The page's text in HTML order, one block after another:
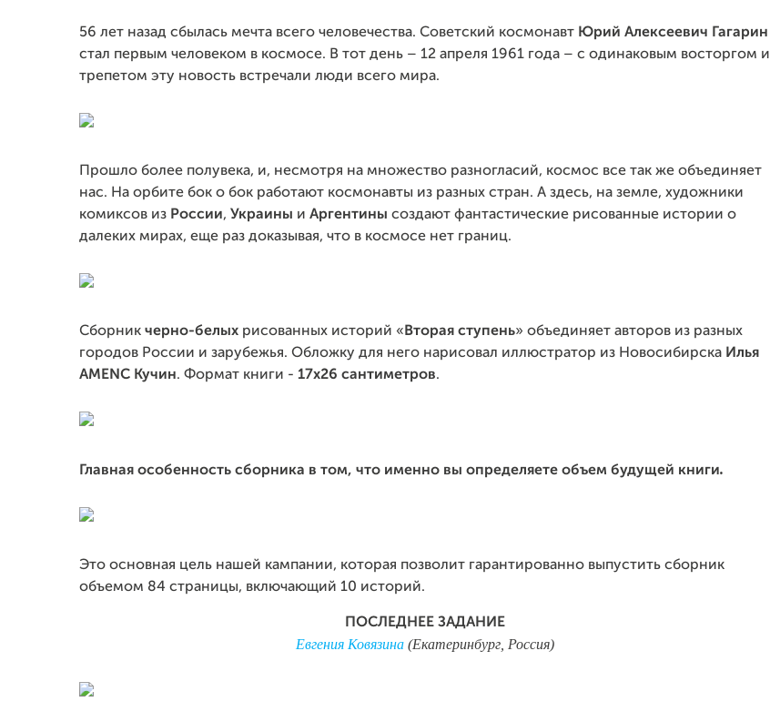
56 лет назад сбылась мечта всего человечества. Советский космонавт Юрий Алексеевич Гагарин
стал первым человеком в космосе. В тот день – 12 апреля 1961 года – с одинаковым восторгом и
трепетом эту новость встречали люди всего мира.
Прошло более полувека, и, несмотря на множество разногласий, космос все так же объединяет
нас. На орбите бок о бок работают космонавты из разных стран. А здесь, на земле, художники
комиксов из России, Украины и Аргентины создают фантастические рисованные истории о
далеких мирах, еще раз доказывая, что в космосе нет границ.
Сборник черно-белых рисованных историй « Вторая ступень» объединяет авторов из разных
городов России и зарубежья. Обложку для него нарисовал иллюстратор из Новосибирска Илья
AMENC Кучин. Формат книги - 17х26 сантиметров.
Главная особенность сборника в том, что именно вы определяете объем будущей книги.
Это основная цель нашей кампании, которая позволит гарантированно выпустить сборник
объемом 84 страницы, включающий 10 историй.
ПОСЛЕДНЕЕ ЗАДАНИЕ
Евгения Ковязина (Екатеринбург, Россия)